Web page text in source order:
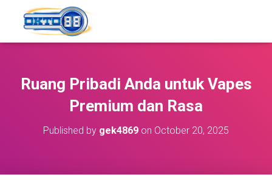
Ruang Pribadi Anda untuk Vapes
Premium dan Rasa
Published by gek4869 on October 20, 2025